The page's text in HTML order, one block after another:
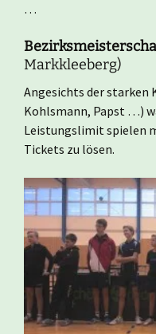
…
Markkleeberg)
Angesichts der starken
Kohlsmann, Papst …)
Leistungslimit spielen
Tickets zu lösen.